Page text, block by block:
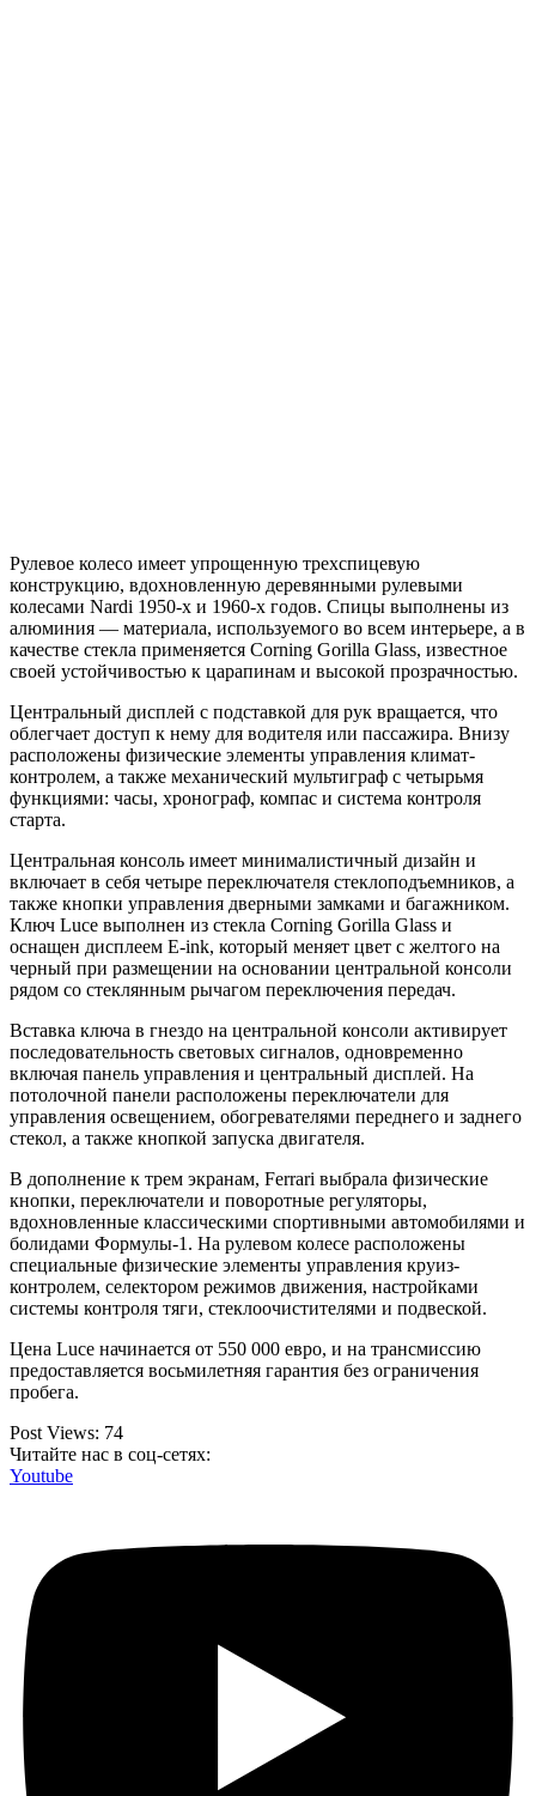
Рулевое колесо имеет упрощенную трехспицевую
конструкцию, вдохновленную деревянными рулевыми
колесами Nardi 1950-х и 1960-х годов. Спицы выполнены из
алюминия — материала, используемого во всем интерьере, а в
качестве стекла применяется Corning Gorilla Glass, известное
своей устойчивостью к царапинам и высокой прозрачностью.
Центральный дисплей с подставкой для рук вращается, что
облегчает доступ к нему для водителя или пассажира. Внизу
расположены физические элементы управления климат-
контролем, а также механический мультиграф с четырьмя
функциями: часы, хронограф, компас и система контроля
старта.
Центральная консоль имеет минималистичный дизайн и
включает в себя четыре переключателя стеклоподъемников, а
также кнопки управления дверными замками и багажником.
Ключ Luce выполнен из стекла Corning Gorilla Glass и
оснащен дисплеем E-ink, который меняет цвет с желтого на
черный при размещении на основании центральной консоли
рядом со стеклянным рычагом переключения передач.
Вставка ключа в гнездо на центральной консоли активирует
последовательность световых сигналов, одновременно
включая панель управления и центральный дисплей. На
потолочной панели расположены переключатели для
управления освещением, обогревателями переднего и заднего
стекол, а также кнопкой запуска двигателя.
В дополнение к трем экранам, Ferrari выбрала физические
кнопки, переключатели и поворотные регуляторы,
вдохновленные классическими спортивными автомобилями и
болидами Формулы-1. На рулевом колесе расположены
специальные физические элементы управления круиз-
контролем, селектором режимов движения, настройками
системы контроля тяги, стеклоочистителями и подвеской.
Цена Luce начинается от 550 000 евро, и на трансмиссию
предоставляется восьмилетняя гарантия без ограничения
пробега.
Post Views: 74
Читайте нас в соц-сетях:
Youtube